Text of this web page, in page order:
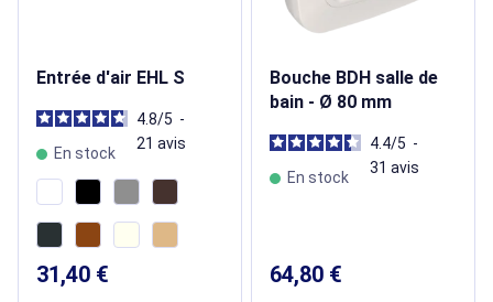
Entrée d'air EHL S
4.8/5 -
21 avis
En stock
31,40 €
Bouche BDH salle de
bain - Ø 80 mm
4.4/5 -
31 avis
En stock
64,80 €